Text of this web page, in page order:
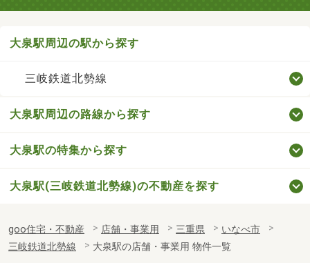
大泉駅周辺の駅から探す
三岐鉄道北勢線
大泉駅周辺の路線から探す
大泉駅の特集から探す
大泉駅(三岐鉄道北勢線)の不動産を探す
goo住宅・不動産 店舗・事業用 三重県
いなべ市
三岐鉄道北勢線
大泉駅の店舗・事業用 物件一覧